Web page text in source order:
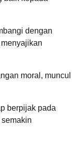
dengan
moral, muncul
berpijak pada